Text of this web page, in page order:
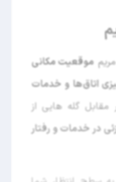
موقعیت مکانی
اتاق‌ها و خدمات
مقابل گله هایی از
در خدمات و رفتار